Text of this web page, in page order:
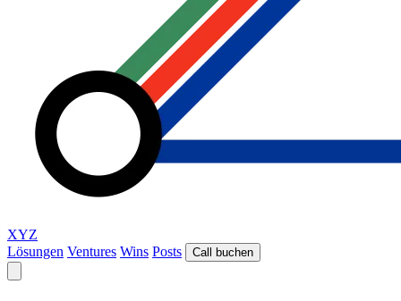
XYZ
Lösungen Ventures Wins Posts Call buchen